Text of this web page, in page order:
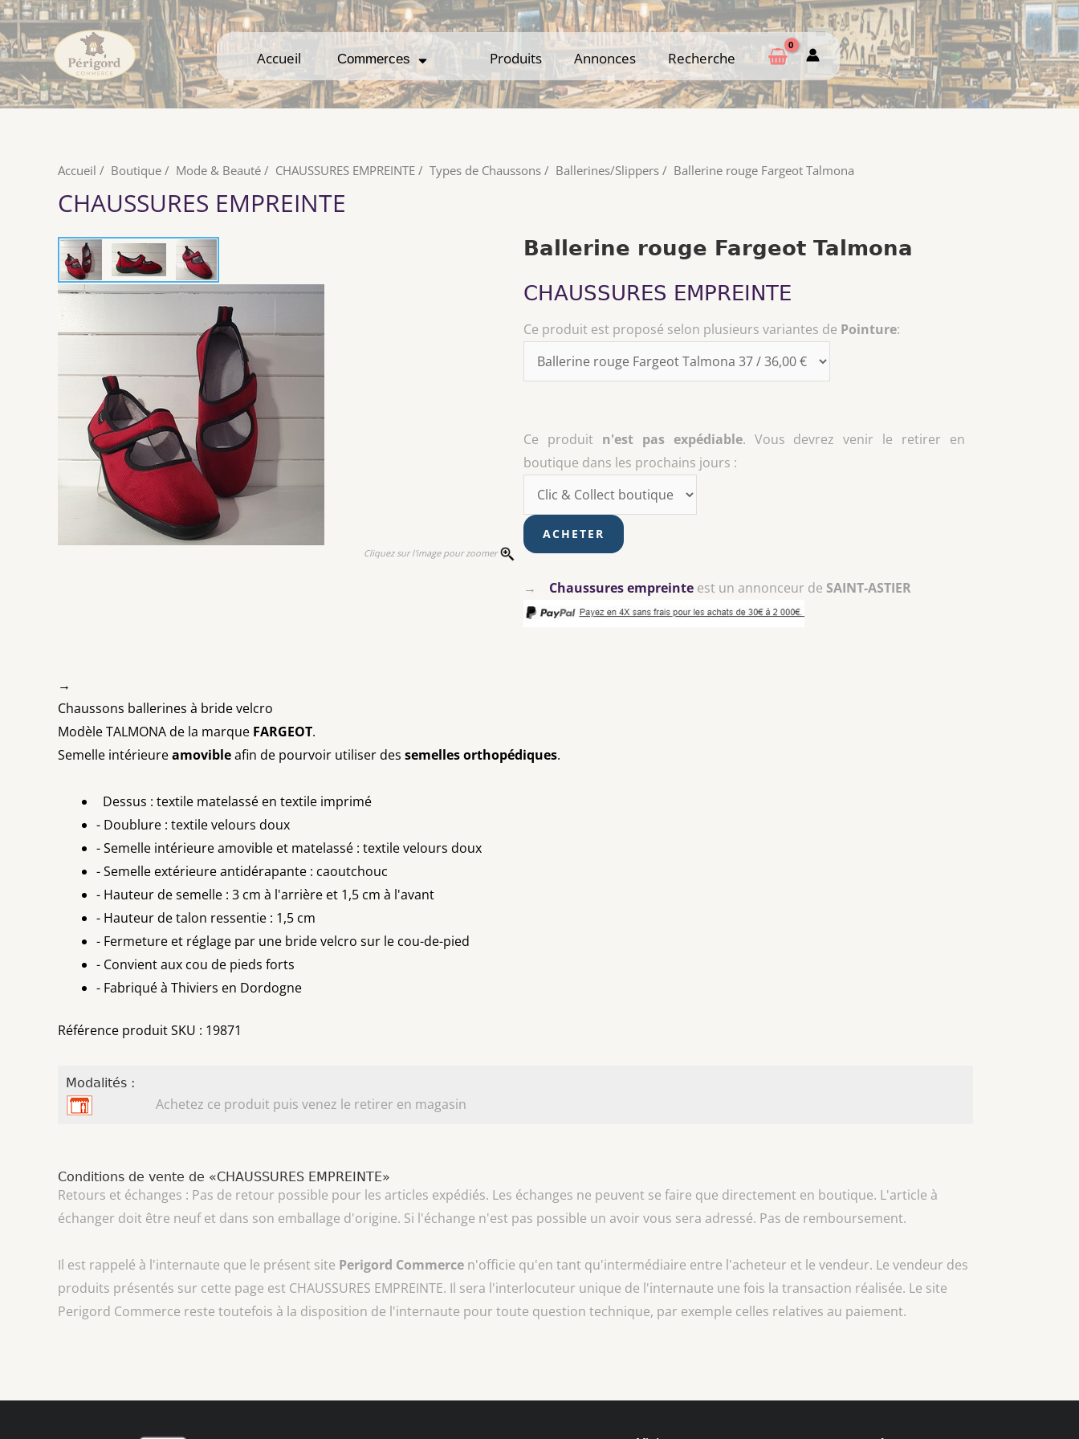
Accueil Commerces Produits Annonces Recherche
Accueil Commerces Produits Annonces Recherche
Accueil / Boutique / Mode & Beauté / CHAUSSURES EMPREINTE / Types de Chaussons / Ballerines/Slippers / Ballerine rouge Fargeot Talmona
CHAUSSURES EMPREINTE
Cliquez sur l'image pour zoomer
Ballerine rouge Fargeot Talmona
CHAUSSURES EMPREINTE
Ce produit est proposé selon plusieurs variantes de Pointure:
Ce produit n'est pas expédiable. Vous devrez venir le retirer en
boutique dans les prochains jours :
→ Chaussures empreinte est un annonceur de SAINT-ASTIER
→
Chaussons ballerines à bride velcro
Modèle TALMONA de la marque FARGEOT.
Semelle intérieureamovibleafin de pourvoir utiliser des semelles orthopédiques.
Dessus : textile matelassé en textile imprimé
- Doublure : textile velours doux
- Semelle intérieure amovible et matelassé : textile velours doux
- Semelle extérieure antidérapante : caoutchouc
- Hauteur de semelle : 3 cm à l'arrière et 1,5 cm à l'avant
- Hauteur de talon ressentie : 1,5 cm
- Fermeture et réglage par une bride velcro sur le cou-de-pied
- Convient aux cou de pieds forts
- Fabriqué à Thiviers en Dordogne
Référence produit SKU : 19871
Modalités :
Achetez ce produit puis venez le retirer en magasin
Conditions de vente de «CHAUSSURES EMPREINTE»
Retours et échanges : Pas de retour possible pour les articles expédiés. Les échanges ne peuvent se faire que directement en boutique. L'article à
échanger doit être neuf et dans son emballage d'origine. Si l'échange n'est pas possible un avoir vous sera adressé. Pas de remboursement.
Il est rappelé à l'internaute que le présent site Perigord Commerce n'officie qu'en tant qu'intermédiaire entre l'acheteur et le vendeur. Le vendeur des
produits présentés sur cette page est CHAUSSURES EMPREINTE. Il sera l'interlocuteur unique de l'internaute une fois la transaction réalisée. Le site
Perigord Commerce reste toutefois à la disposition de l'internaute pour toute question technique, par exemple celles relatives au paiement.